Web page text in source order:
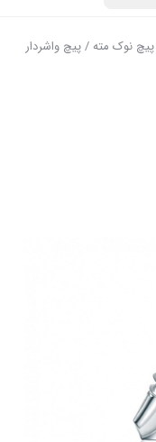
پیچ نوک مته/ پیچ واشردار